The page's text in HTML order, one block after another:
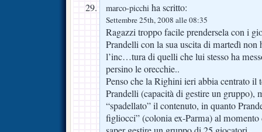
marco-picchi ha scritto:
Settembre 25th, 2008 alle 08:35
Ragazzi troppo facile prendersela con i
Prandelli con la sua uscita di martedì non
l’inc…tura di quelli che lui stesso ha
persino le orecchie..
Penso che la Righini ieri abbia centrato il
Prandelli (capacità di gestire un gruppo),
“spadellato” il contenuto, in quanto
figliocci” (colonia ex-Parma) al momento